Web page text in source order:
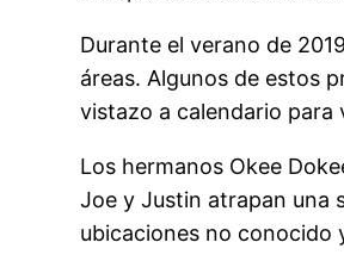
Durante el verano de
áreas. Algunos de estos
vistazo a calendario para
Los hermanos Okee
Joe y Justin atrapan una
ubicaciones no conocido